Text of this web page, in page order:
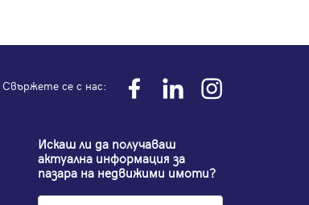
Свържете се с нас:
Искаш ли да получаваш
актуална информация за
пазара на недвижими имоти?